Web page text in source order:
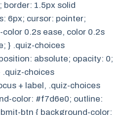
border: 1.5px solid
6px; cursor: pointer;
0.2s ease, color 0.2s
} .quiz-choices
absolute; opacity: 0;
.quiz-choices
+ label, .quiz-choices
color: #f7d6e0; outline:
btn { background-color: